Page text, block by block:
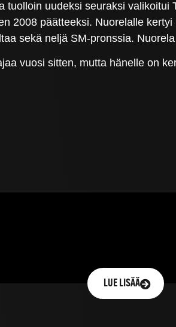
uudeksi seuraksi
2008 päätteeksi. Nuorelalle
sekä neljä SM-pronssia.
vuosi sitten, mutta hänelle on
LUE LISÄÄ